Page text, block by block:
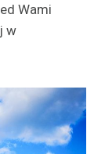
Wami
w